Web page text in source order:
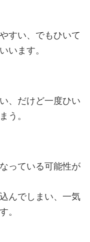
すい、でもひいて
います。
、だけど一度ひい
う。
っている可能性が
んでしまい、一気
。